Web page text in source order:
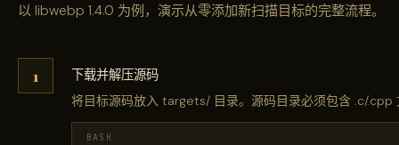
以 libwebp 1.4.0 为例，演示从零添加新扫描目标的完整流程。
下载并解压源码
将目标源码放入 targets/ 目录。源码目录必须包含 .c/.cpp
BASH